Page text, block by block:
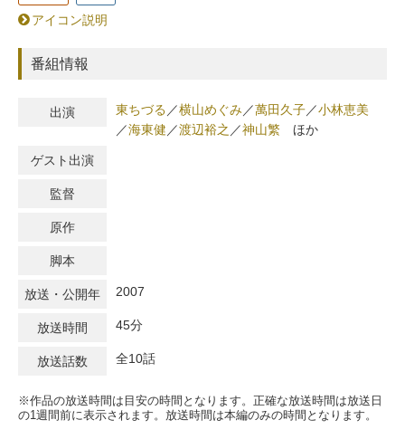
アイコン説明
番組情報
出演 東ちづる ／横山めぐみ ／萬田久子／小林恵美
／海東健 ／渡辺裕之 ／神山繁 ほか
ゲスト出演
監督
原作
脚本
放送・公開年 2007
放送時間 45分
放送話数 全10話
※作品の放送時間は目安の時間となります。正確な放送時間は放送日
の1週間前に表示されます。放送時間は本編のみの時間となります。